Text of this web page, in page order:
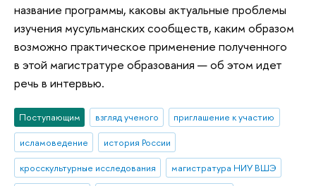
название программы, каковы актуальные проблемы
изучения мусульманских сообществ, каким образом
возможно практическое применение полученного
в этой магистратуре образования — об этом идет
речь в интервью.
Поступающим взгляд ученого
приглашение к участию
исламоведение
история России
кросскультурные исследования
магистратура НИУ ВШЭ